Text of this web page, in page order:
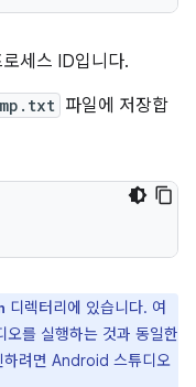
세스 ID입니다.
파일에 저장합
디렉터리에 있습니다. 여
를 실행하는 것과 동일한
하려면 Android 스튜디오